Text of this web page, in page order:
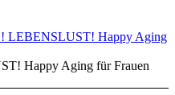
Happy Aging für Frauen